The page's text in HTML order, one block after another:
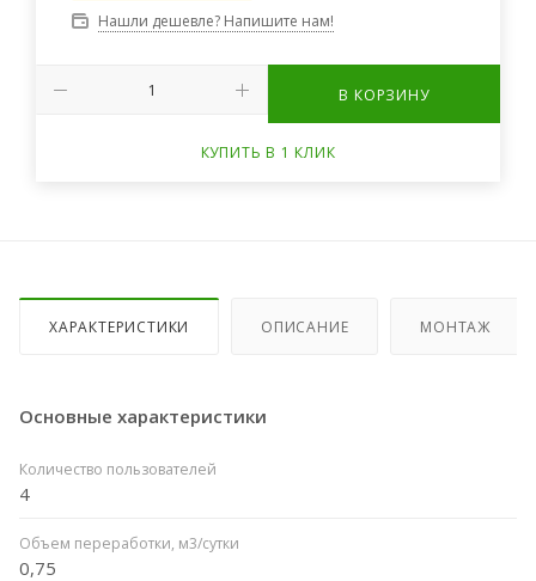
Нашли дешевле? Напишите нам!
В КОРЗИНУ
КУПИТЬ В 1 КЛИК
ХАРАКТЕРИСТИКИ ОПИСАНИЕ МОНТАЖ
Основные характеристики
Количество пользователей
4
Объем переработки, м3/сутки
0,75